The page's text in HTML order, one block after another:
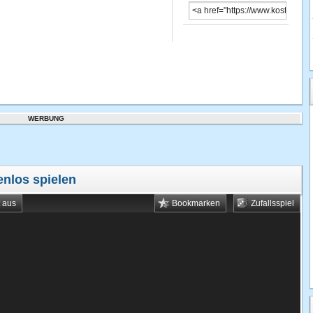
WERBUNG
spielen
aus Zufallsspiel
Bookmarken